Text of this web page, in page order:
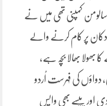
سالومن کمپنی تھی میں نے
پر کام کرنے والے
بھولا بھالا بچہ ہے،
دواؤں کی فہرست اُردو
اور پیسے بھی واپس